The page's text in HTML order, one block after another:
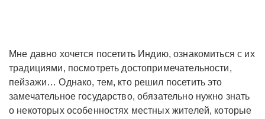
Мне давно хочется посетить Индию, ознакомиться с их
традициями, посмотреть достопримечательности,
пейзажи… Однако, тем, кто решил посетить это
замечательное государство, обязательно нужно знать
о некоторых особенностях местных жителей, которые